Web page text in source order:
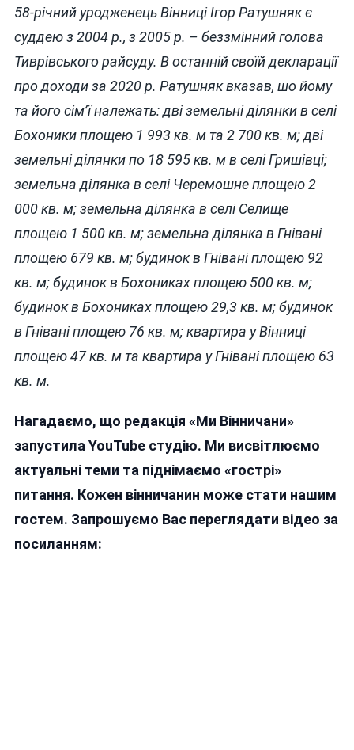
58-річний уродженець Вінниці Ігор Ратушняк є
суддею з 2004 р., з 2005 р. – беззмінний голова
Тиврівського райсуду. В останній своїй декларації
про доходи за 2020 р. Ратушняк вказав, шо йому
та його сім’ї належать: дві земельні ділянки в селі
Бохоники площею 1 993 кв. м та 2 700 кв. м; дві
земельні ділянки по 18 595 кв. м в селі Гришівці;
земельна ділянка в селі Черемошне площею 2
000 кв. м; земельна ділянка в селі Селище
площею 1 500 кв. м; земельна ділянка в Гнівані
площею 679 кв. м; будинок в Гнівані площею 92
кв. м; будинок в Бохониках площею 500 кв. м;
будинок в Бохониках площею 29,3 кв. м; будинок
в Гнівані площею 76 кв. м; квартира у Вінниці
площею 47 кв. м та квартира у Гнівані площею 63
кв. м.
Нагадаємо, що редакція «Ми Вінничани»
запустила YouTube студію. Ми висвітлюємо
актуальні теми та піднімаємо «гострі»
питання. Кожен вінничанин може стати нашим
гостем. Запрошуємо Вас переглядати відео за
посиланням: